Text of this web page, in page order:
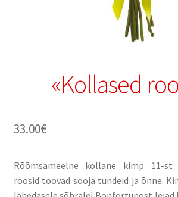
«Kollased
33.00€
Rõõmsameelne kollane kimp 11-st
roosid toovad sooja tundeid ja õnne.